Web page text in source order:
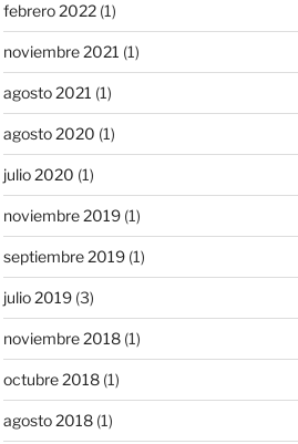
febrero 2022(1)
noviembre 2021 (1)
agosto 2021 (1)
agosto 2020 (1)
julio 2020 (1)
noviembre 2019(1)
septiembre 2019(1)
julio 2019(3)
noviembre 2018(1)
octubre 2018(1)
agosto 2018(1)